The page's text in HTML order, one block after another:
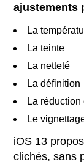
ajustements
La
La teinte
La netteté
La définition
La réduction
Le
iOS 13
clichés, sans